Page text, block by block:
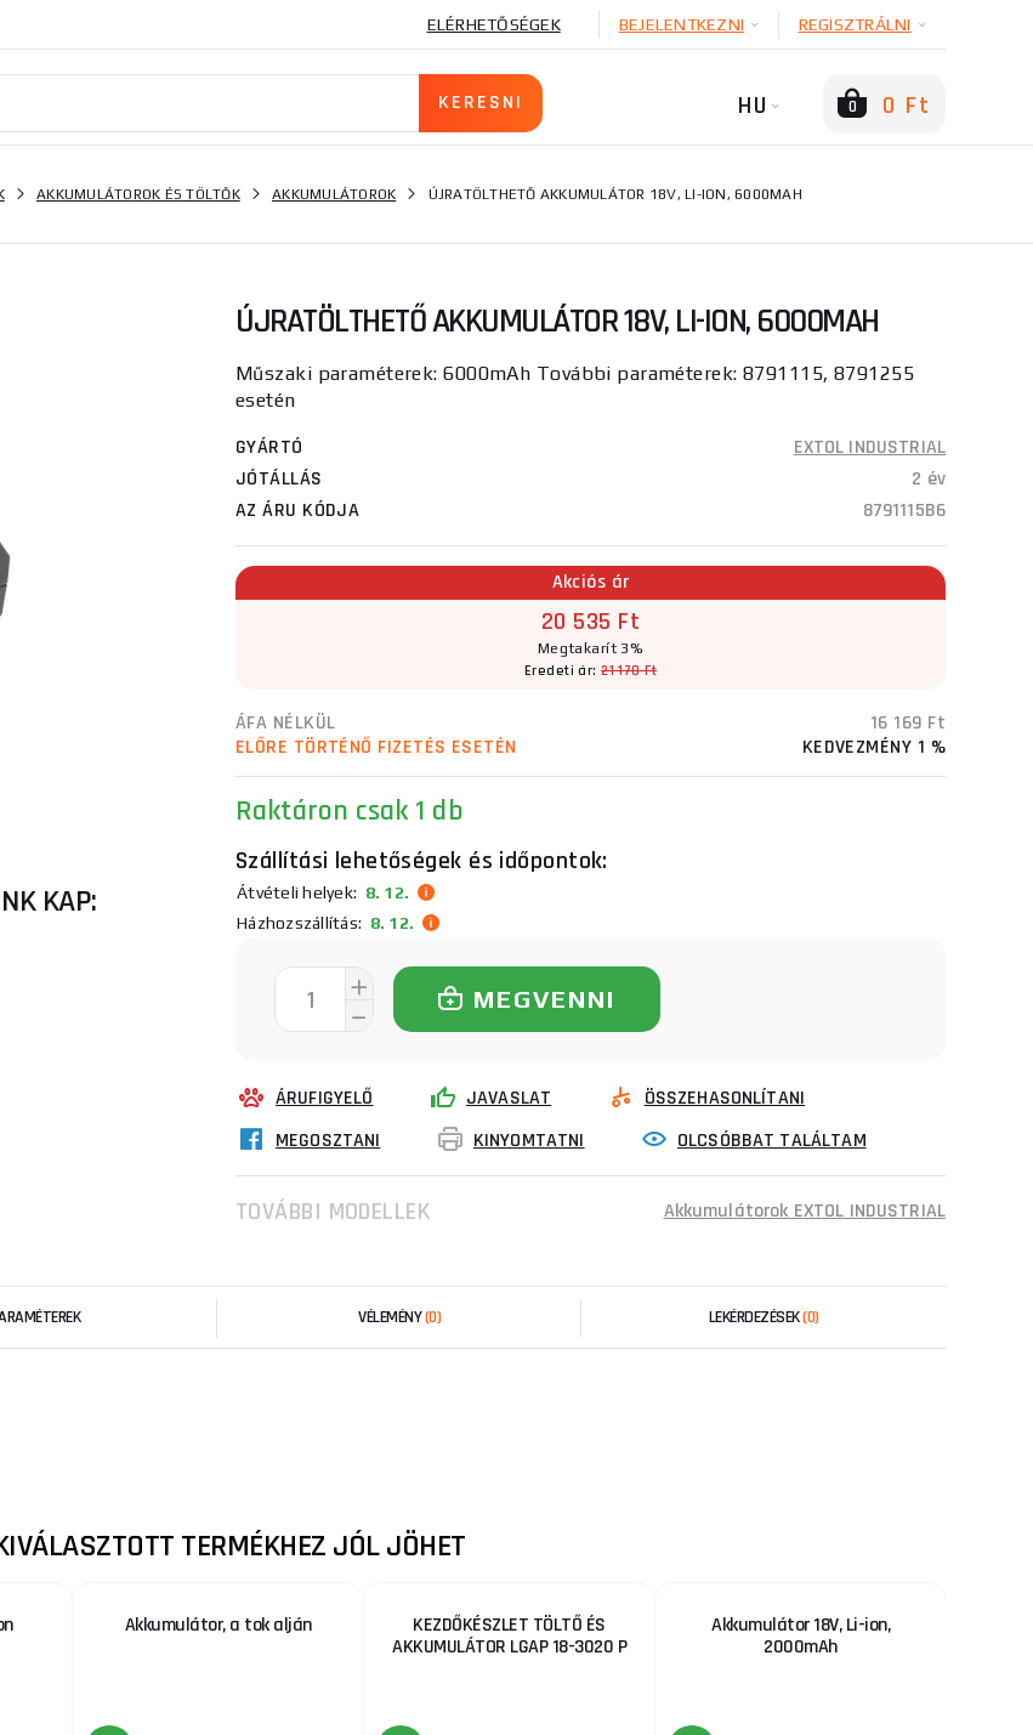
ELÉRHETŐSÉGEK BEJELENTKEZNI REGISZTRÁLNI
HU 0 0 Ft
AKKUMULÁTOROK ÉS TÖLTŐK AKKUMULÁTOROK ÚJRATÖLTHETŐ AKKUMULÁTOR 18V, LI-ION, 6000MAH
KAP:
ÚJRATÖLTHETŐ AKKUMULÁTOR 18V, LI-ION, 6000MAH
Műszaki paraméterek: 6000mAh További paraméterek: 8791115, 8791255
esetén
GYÁRTÓ
EXTOL INDUSTRIAL
JÓTÁLLÁS
2 év
AZ ÁRU KÓDJA
8791115B6
Akciós ár
20 535 Ft
Megtakarít 3%
Eredeti ár:21 170 Ft
ÁFA NÉLKÜL
16 169 Ft
ELŐRE TÖRTÉNŐ FIZETÉS ESETÉN
KEDVEZMÉNY 1 %
Raktáron csak 1 db
Szállítási lehetőségek és időpontok:
Átvételi helyek: 8. 12.
Házhozszállítás: 8. 12.
MEGVENNI
ÁRUFIGYELŐ JAVASLAT
ÖSSZEHASONLÍTANI
MEGOSZTANI
KINYOMTATNI OLCSÓBBAT TALÁLTAM
TOVÁBBI MODELLEK Akkumulátorok EXTOL INDUSTRIAL
VÉLEMÉNY(0) LEKÉRDEZÉSEK(0)
TERMÉKHEZ JÓL JÖHET
Akkumulátor, a tok alján
KEZDŐKÉSZLET TÖLTŐ ÉS
AKKUMULÁTOR LGAP 18-3020 P
Akkumulátor 18V, Li-ion,
2000mAh